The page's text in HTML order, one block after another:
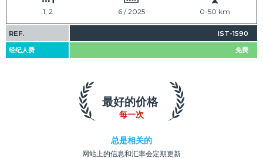
1, 2 6 / 2025 0-50 km
REF. IST-1590
经纪人费 免费
每一次
最好的价格
总是相关的
网站上的信息和汇率会定期更新